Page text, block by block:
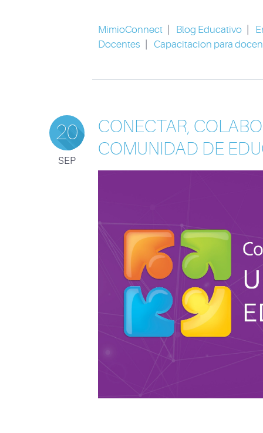
MimioConnect Blog Educativo
Docentes
Capacitacion para
20
SEP
CONECTAR,
COMUNIDAD DE